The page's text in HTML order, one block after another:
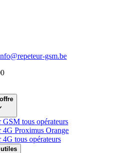
gsm.be
tous opérateurs
Proximus Orange
tous opérateurs